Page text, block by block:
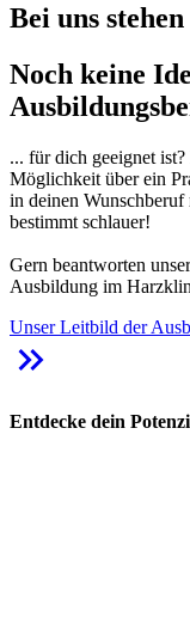
Bei uns
Noch keine
... für dich geeignet
Möglichkeit über ein
in deinen
bestimmt schlauer!
Gern beantworten
Ausbildung im
Unser Leitbild der
keyboard_double_arrow_right
Entdecke dein